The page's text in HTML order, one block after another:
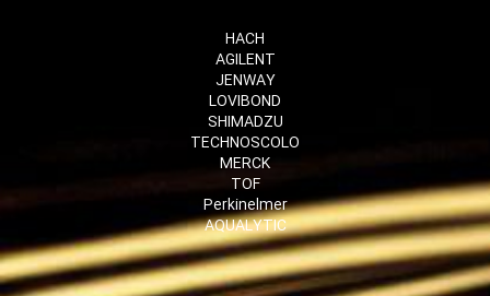
HACH
AGILENT
JENWAY
LOVIBOND
SHIMADZU
TECHNOSCOLO
MERCK
TOF
Perkinelmer
AQUALYTIC